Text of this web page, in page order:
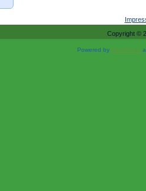
Copyright ©
Powered by WordPress